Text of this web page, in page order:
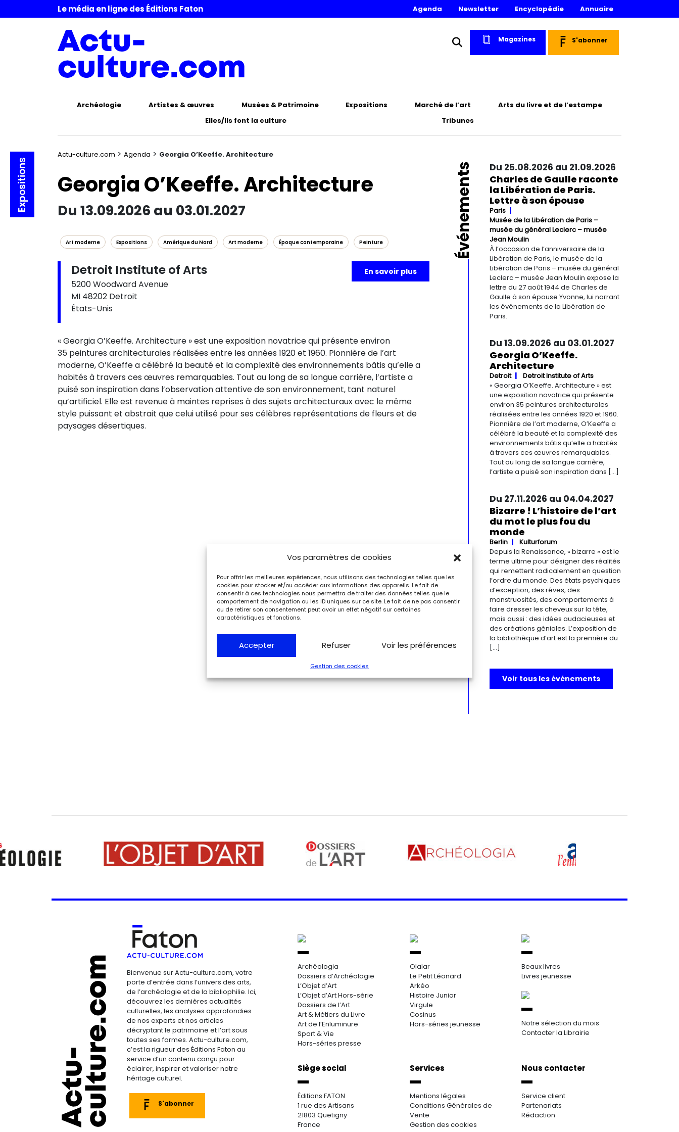
Vos paramètres de cookies
Pour offrir les meilleures expériences, nous utilisons des technologies telles que les
cookies pour stocker et/ou accéder aux informations des appareils. Le fait de
consentir à ces technologies nous permettra de traiter des données telles que le
comportement de navigation ou les ID uniques sur ce site. Le fait de ne pas consentir
ou de retirer son consentement peut avoir un effet négatif sur certaines
caractéristiques et fonctions.
Accepter Refuser Voir les préférences
Gestion des cookies
Le média en ligne des Éditions Faton Agenda Newsletter Encyclopédie Annuaire
Magazines S'abonner
Archéologie Artistes & œuvres Musées & Patrimoine Expositions Marché de l’art
Arts du livre et de l’estampe
Elles/Ils font la culture
Tribunes
Actu-culture.com > Agenda > Georgia O’Keeffe. Architecture
Expositions Georgia O’Keeffe. Architecture
Du 13.09.2026 au 03.01.2027
Art moderne Expositions Amérique du Nord Art moderne Époque contemporaine Peinture
Detroit Institute of Arts
5200 Woodward Avenue
MI 48202 Detroit
États-Unis
En savoir plus
« Georgia O’Keeffe. Architecture » est une exposition novatrice qui présente environ
35 peintures architecturales réalisées entre les années 1920 et 1960. Pionnière de l’art
moderne, O’Keeffe a célébré la beauté et la complexité des environnements bâtis qu’elle a
habités à travers ces œuvres remarquables. Tout au long de sa longue carrière, l’artiste a
puisé son inspiration dans l’observation attentive de son environnement, tant naturel
qu’artificiel. Elle est revenue à maintes reprises à des sujets architecturaux avec le même
style puissant et abstrait que celui utilisé pour ses célèbres représentations de fleurs et de
paysages désertiques.
Événements Du 25.08.2026 au 21.09.2026
Charles de Gaulle raconte
la Libération de Paris.
Lettre à son épouse
Paris
Musée de la Libération de Paris –
musée du général Leclerc – musée
Jean Moulin
À l’occasion de l’anniversaire de la
Libération de Paris, le musée de la
Libération de Paris – musée du général
Leclerc – musée Jean Moulin expose la
lettre du 27 août 1944 de Charles de
Gaulle à son épouse Yvonne, lui narrant
les événements de la Libération de
Paris.
Du 13.09.2026 au 03.01.2027
Georgia O’Keeffe.
Architecture
Detroit
Detroit Institute of Arts
« Georgia O’Keeffe. Architecture » est
une exposition novatrice qui présente
environ 35 peintures architecturales
réalisées entre les années 1920 et 1960.
Pionnière de l’art moderne, O’Keeffe a
célébré la beauté et la complexité des
environnements bâtis qu’elle a habités
à travers ces œuvres remarquables.
Tout au long de sa longue carrière,
l’artiste a puisé son inspiration dans […]
Du 27.11.2026 au 04.04.2027
Bizarre ! L’histoire de l’art
du mot le plus fou du
monde
Berlin
Kulturforum
Depuis la Renaissance, « bizarre » est le
terme ultime pour désigner des réalités
qui remettent radicalement en question
l’ordre du monde. Des états psychiques
d’exception, des rêves, des
monstruosités, des comportements à
faire dresser les cheveux sur la tête,
mais aussi : des idées audacieuses et
des créations géniales. L’exposition de
la bibliothèque d’art est la première du
[…]
Voir tous les événements
Bienvenue sur Actu-culture.com, votre
porte d’entrée dans l’univers des arts,
de l’archéologie et de la bibliophilie. Ici,
découvrez les dernières actualités
culturelles, les analyses approfondies
de nos experts et nos articles
décryptant le patrimoine et l’art sous
toutes ses formes. Actu-culture.com,
c’est la rigueur des Éditions Faton au
service d’un contenu conçu pour
éclairer, inspirer et valoriser notre
héritage culturel.
S'abonner
Archéologia
Dossiers d’Archéologie
L’Objet d’Art
L’Objet d’Art Hors-série
Dossiers de l’Art
Art & Métiers du Livre
Art de l’Enluminure
Sport & Vie
Hors-séries presse
Olalar
Le Petit Léonard
Arkéo
Histoire Junior
Virgule
Cosinus
Hors-séries jeunesse
Beaux livres
Livres jeunesse
Notre sélection du mois
Contacter la Librairie
Siège social
Éditions FATON
1 rue des Artisans
21803 Quetigny
France
Services
Mentions légales
Conditions Générales de
Vente
Gestion des cookies
Nous contacter
Service client
Partenariats
Rédaction